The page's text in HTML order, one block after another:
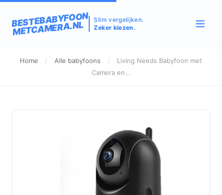
BESTEBABYFOON
METCAMERA.NL
Slim vergelijken.
Zeker kiezen.
Home / Alle babyfoons /
Living Needs Babyfoon met
Camera en...